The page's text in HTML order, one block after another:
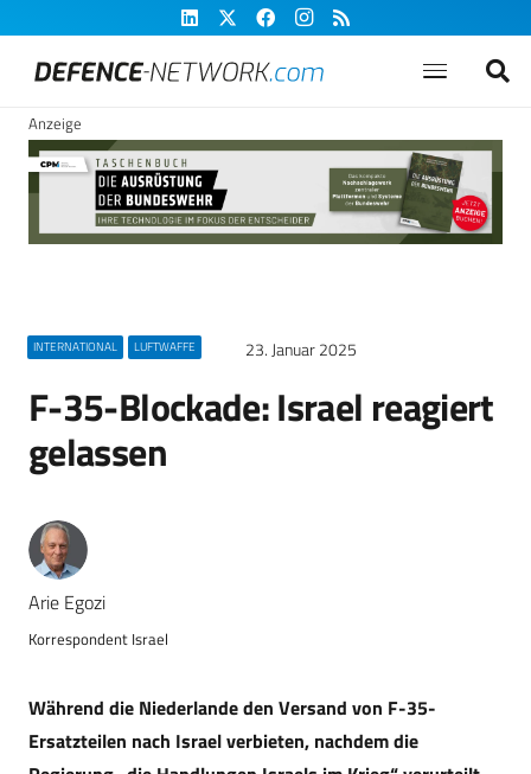
Anzeige
INTERNATIONAL LUFTWAFFE 23. Januar 2025
F-35-Blockade: Israel reagiert
gelassen
Arie Egozi
Korrespondent Israel
Während die Niederlande den Versand von F-35-
Ersatzteilen nach Israel verbieten, nachdem die